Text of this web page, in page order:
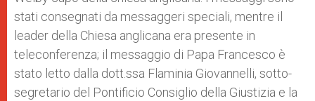
stati consegnati da messaggeri speciali, mentre il
leader della Chiesa anglicana era presente in
teleconferenza; il messaggio di Papa Francesco è
stato letto dalla dott.ssa Flaminia Giovannelli, sotto-
segretario del Pontificio Consiglio della Giustizia e la